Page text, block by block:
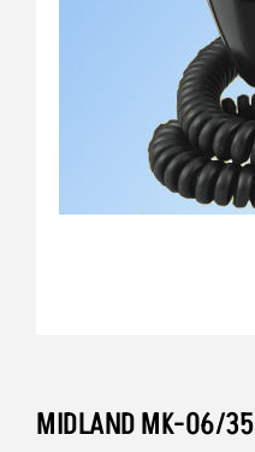
MIDLAND MK-06/35